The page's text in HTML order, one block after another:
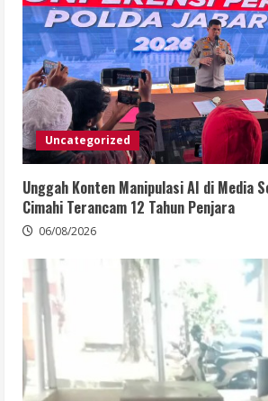
Uncategorized
Unggah Konten Manipulasi AI di Media
Cimahi Terancam 12 Tahun Penjara
06/08/2026